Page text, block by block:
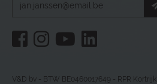
V&D bv - BTW BE0460017649 - RPR Kortrijk